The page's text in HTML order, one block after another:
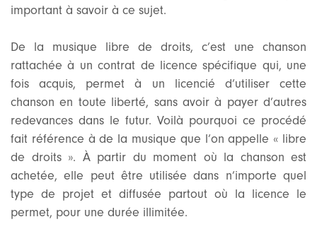
important à savoir à ce sujet.
De la musique libre de droits, c’est une chanson
rattachée à un contrat de licence spécifique qui, une
fois acquis, permet à un licencié d’utiliser cette
chanson en toute liberté, sans avoir à payer d’autres
redevances dans le futur. Voilà pourquoi ce procédé
fait référence à de la musique que l’on appelle « libre
de droits ». À partir du moment où la chanson est
achetée, elle peut être utilisée dans n’importe quel
type de projet et diffusée partout où la licence le
permet, pour une durée illimitée.